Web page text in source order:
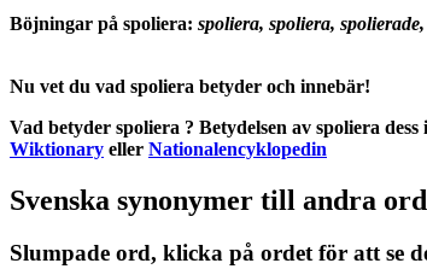
Böjningar på spoliera: spoliera, spoliera,
Nu vet du vad spoliera betyder och innebär!
Vad betyder spoliera ? Betydelsen av spoliera dess
Wiktionary eller Nationalencyklopedin
Svenska synonymer till andra
Slumpade ord, klicka på ordet för att se